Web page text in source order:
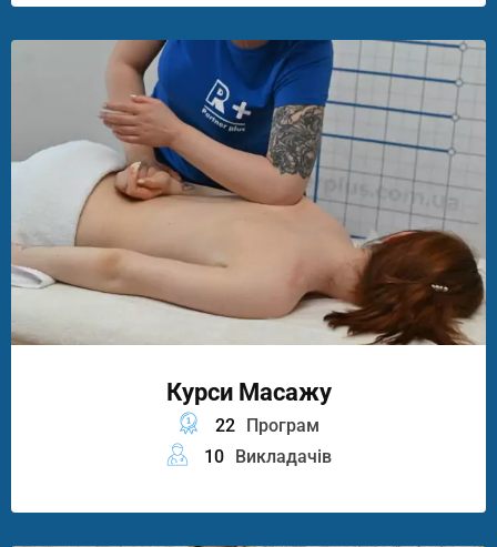
Курси Масажу
22 Програм
10
Викладачів